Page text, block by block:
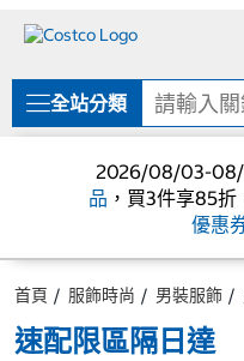
單
全站分類
2026/08/03-
品 ，買3件享85
優惠
首頁 服飾時尚 男裝服飾
速配限區隔日達